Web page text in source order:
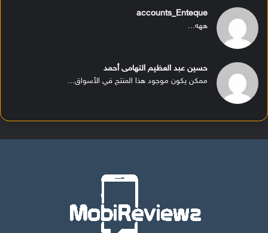
accounts_Enteque
ههه...
حسين عبد العظيم التهامى أحمد
ممكن يكون موجود هذا المنتج في الأسواق...